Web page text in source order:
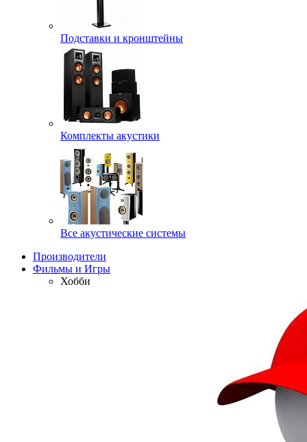
Подставки и кронштейны
Комплекты акустики
Все акустические системы
Производители
Фильмы и Игры
Хобби